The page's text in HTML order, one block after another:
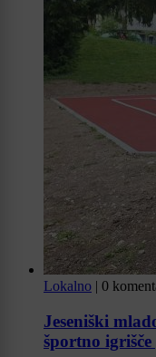
Lokalno | 0
Jeseniški
športno